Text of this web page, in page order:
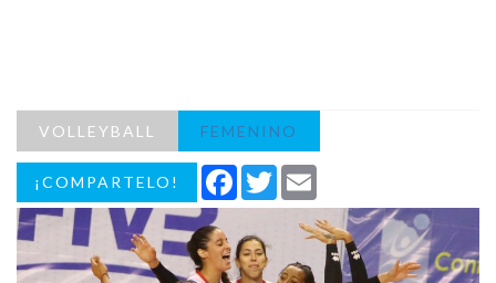
VOLLEYBALL FEMENINO
¡COMPARTELO! Facebook
Twitter